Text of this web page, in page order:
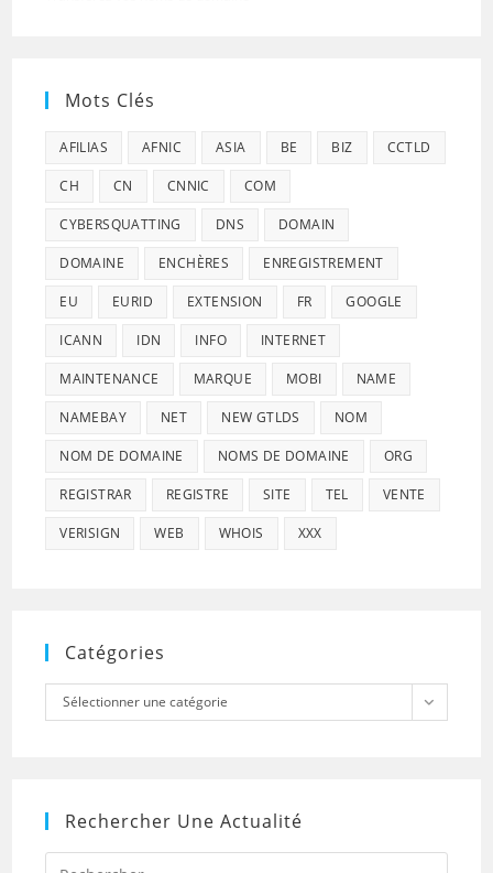
Mots Clés
AFILIAS AFNIC ASIA BE BIZ CCTLD
CH CN CNNIC COM
CYBERSQUATTING DNS DOMAIN
DOMAINE ENCHÈRES ENREGISTREMENT
EU EURID EXTENSION FR GOOGLE
ICANN IDN INFO INTERNET
MAINTENANCE MARQUE MOBI NAME
NAMEBAY NET NEW GTLDS NOM
NOM DE DOMAINE NOMS DE DOMAINE ORG
REGISTRAR REGISTRE SITE TEL VENTE
VERISIGN WEB WHOIS XXX
Catégories
Catégories
Sélectionner une catégorie
Rechercher Une Actualité
Press